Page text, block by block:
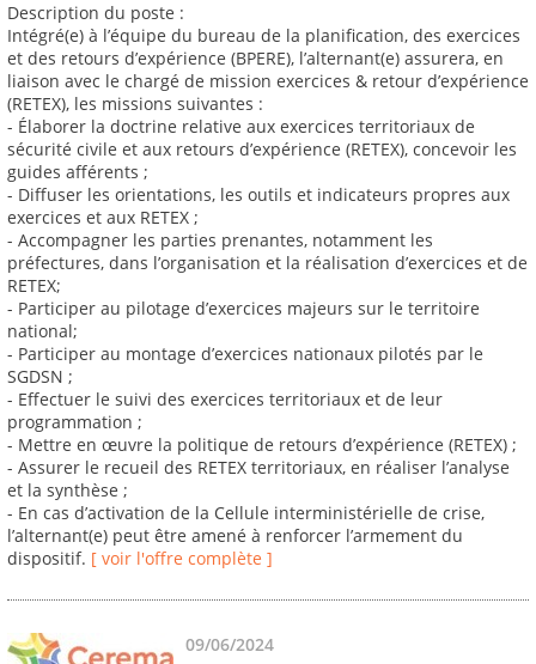
Description du poste :
Intégré(e) à l’équipe du bureau de la planification, des exercices
et des retours d’expérience (BPERE), l’alternant(e) assurera, en
liaison avec le chargé de mission exercices & retour d’expérience
(RETEX), les missions suivantes :
- Élaborer la doctrine relative aux exercices territoriaux de
sécurité civile et aux retours d’expérience (RETEX), concevoir les
guides afférents ;
- Diffuser les orientations, les outils et indicateurs propres aux
exercices et aux RETEX ;
- Accompagner les parties prenantes, notamment les
préfectures, dans l’organisation et la réalisation d’exercices et de
RETEX;
- Participer au pilotage d’exercices majeurs sur le territoire
national;
- Participer au montage d’exercices nationaux pilotés par le
SGDSN ;
- Effectuer le suivi des exercices territoriaux et de leur
programmation ;
- Mettre en œuvre la politique de retours d’expérience (RETEX) ;
- Assurer le recueil des RETEX territoriaux, en réaliser l’analyse
et la synthèse ;
- En cas d’activation de la Cellule interministérielle de crise,
l’alternant(e) peut être amené à renforcer l’armement du
dispositif. [ voir l'offre complète ]
09/06/2024